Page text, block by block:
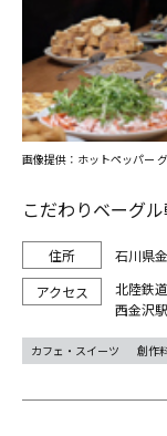
こだわりベーグ
石川県
北陸鉄
西金沢
画像提供：ホットペッパー
カフェ・スイーツ 創作